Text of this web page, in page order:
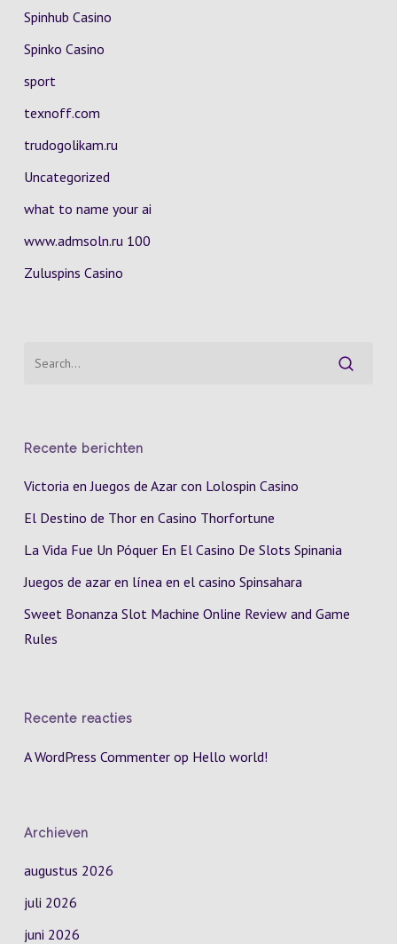
Spinhub Casino
Spinko Casino
sport
texnoff.com
trudogolikam.ru
Uncategorized
what to name your ai
www.admsoln.ru 100
Zuluspins Casino
Recente berichten
Victoria en Juegos de Azar con Lolospin Casino
El Destino de Thor en Casino Thorfortune
La Vida Fue Un Póquer En El Casino De Slots Spinania
Juegos de azar en línea en el casino Spinsahara
Sweet Bonanza Slot Machine Online Review and Game
Rules
Recente reacties
A WordPress Commenterop Hello world!
Archieven
augustus 2026
juli 2026
juni 2026